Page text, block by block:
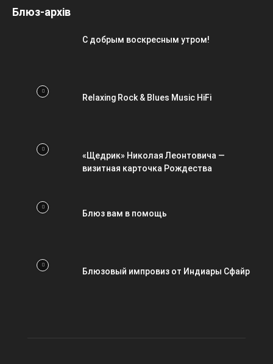
Блюз-архів
С добрым воскресным утром!
Relaxing Rock & Blues Music HiFi
«Щедрик» Николая Леонтовича —
визитная карточка Рождества
Блюз вам в помощь
Блюзовый импровиз от Индиары Сфайр